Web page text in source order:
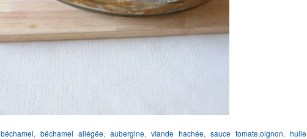
béchamel, béchamel allégée, aubergine, viande hachée, sauce tomate,oignon, huile